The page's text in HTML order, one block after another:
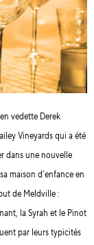
vedette Derek
Vineyards qui a été
dans une nouvelle
maison d’enfance en
de Meldville :
la Syrah et le Pinot
par leurs typicités